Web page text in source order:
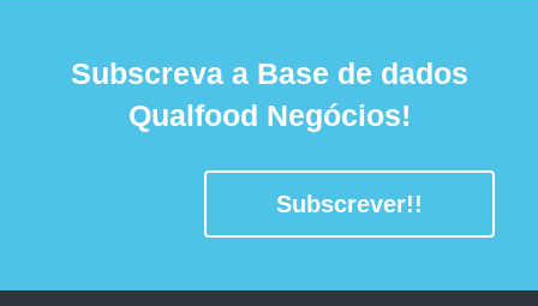
Subscreva a Base de dados
Qualfood Negócios!
Subscrever!!